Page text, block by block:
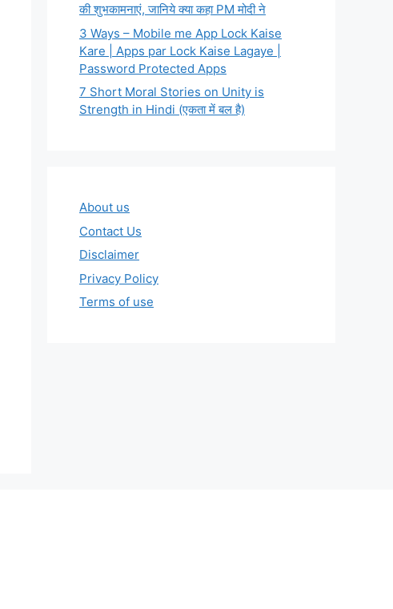
की शुभकामनाएं, जानिये क्या कहा PM मोदी ने
3 Ways – Mobile me App Lock Kaise
Kare | Apps par Lock Kaise Lagaye |
Password Protected Apps
7 Short Moral Stories on Unity is
Strength in Hindi (एकता में बल है)
About us
Contact Us
Disclaimer
Privacy Policy
Terms of use